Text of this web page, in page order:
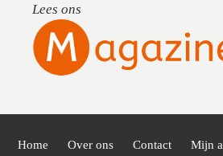
Lees ons
Home Over ons Contact Mijn